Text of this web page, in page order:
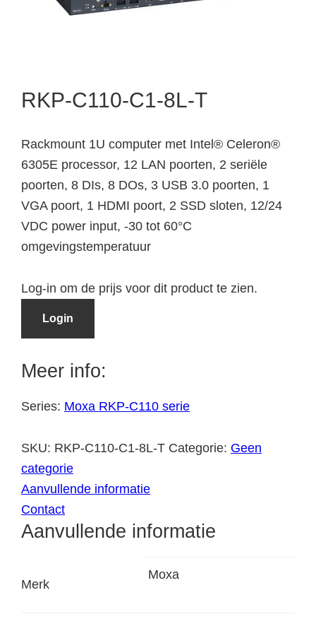
RKP-C110-C1-8L-T
Rackmount 1U computer met Intel® Celeron®
6305E processor, 12 LAN poorten, 2 seriële
poorten, 8 DIs, 8 DOs, 3 USB 3.0 poorten, 1
VGA poort, 1 HDMI poort, 2 SSD sloten, 12/24
VDC power input, -30 tot 60°C
omgevingstemperatuur
Log-in om de prijs voor dit product te zien.
Login
Meer info:
Series: Moxa RKP-C110 serie
SKU: RKP-C110-C1-8L-T Categorie: Geen
categorie
Aanvullende informatie
Contact
Aanvullende informatie
Merk
Moxa